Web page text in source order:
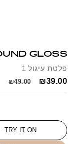
GLOSS
פלטת עיגול 1
Regular
₪49.00
Sale
₪39.00
TRY IT ON